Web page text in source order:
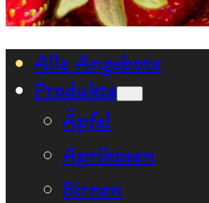
Alle Angebote
Produkte
Äpfel
Aprikosen
Birnen